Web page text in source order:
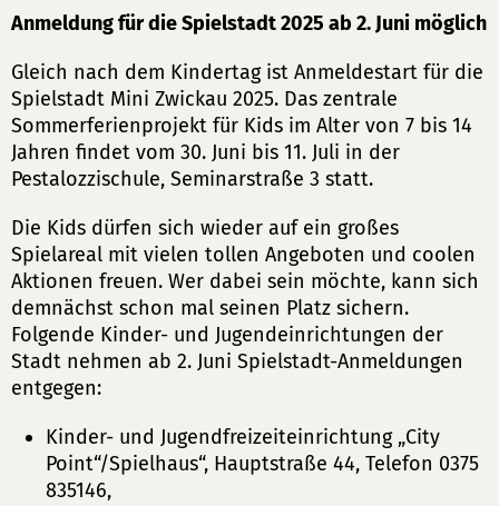
Anmeldung für die Spielstadt 2025 ab 2. Juni möglich
Gleich nach dem Kindertag ist Anmeldestart für die
Spielstadt Mini Zwickau 2025. Das zentrale
Sommerferienprojekt für Kids im Alter von 7 bis 14
Jahren findet vom 30. Juni bis 11. Juli in der
Pestalozzischule, Seminarstraße 3 statt.
Die Kids dürfen sich wieder auf ein großes
Spielareal mit vielen tollen Angeboten und coolen
Aktionen freuen. Wer dabei sein möchte, kann sich
demnächst schon mal seinen Platz sichern.
Folgende Kinder- und Jugendeinrichtungen der
Stadt nehmen ab 2. Juni Spielstadt-Anmeldungen
entgegen:
Kinder- und Jugendfreizeiteinrichtung „City
Point“/Spielhaus“, Hauptstraße 44, Telefon 0375
835146,